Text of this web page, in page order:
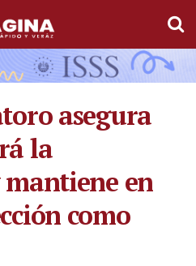
asegura
la
mantiene en
como